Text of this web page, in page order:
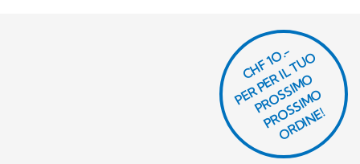
CHF 1O.-
P
E
R
P
E
R I
L
T
U
O
P
R
O
S
SI
M
O
P
R
O
S
SI
M
O
O
R
DI
N
E!